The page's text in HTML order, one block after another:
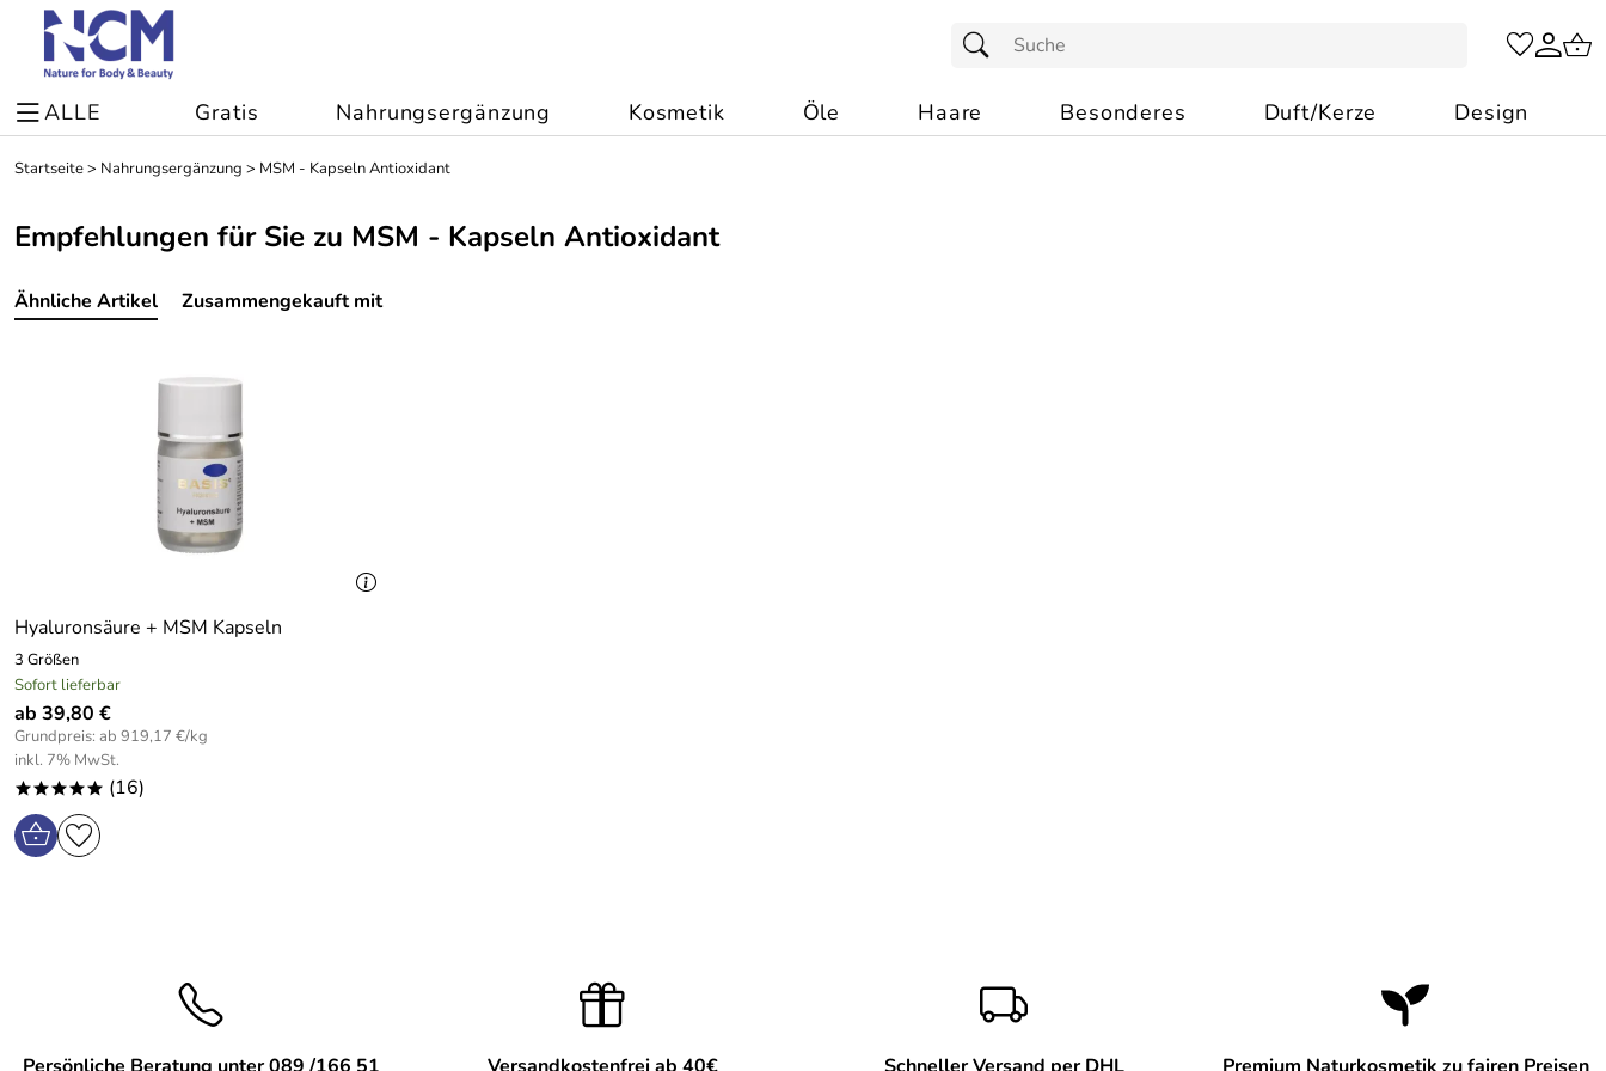
ALLE Gratis Nahrungsergänzung Kosmetik Öle Haare Besonderes Duft/Kerze Design
Startseite> Nahrungsergänzung > MSM - Kapseln Antioxidant
Empfehlungen für Sie zu MSM - Kapseln Antioxidant
Ähnliche Artikel
Hyaluronsäure + MSM Kapseln
3 Größen
Sofort lieferbar
ab 39,80 €
Grundpreis: ab 919,17 €/kg
inkl. 7% MwSt.
***** (16)
Zusammengekauft mit